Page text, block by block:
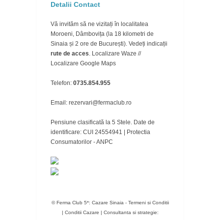
Detalii Contact
Vă invităm să ne vizitați în localitatea
Moroeni, Dâmbovița (la 18 kilometri de
Sinaia și 2 ore de București). Vedeți indicații
rute de acces. Localizare Waze //
Localizare Google Maps
Telefon: 0735.854.955
Email: rezervari@fermaclub.ro
Pensiune clasificată la 5 Stele. Date de
identificare: CUI 24554941 |
Protectia
Consumatorilor - ANPC
© Ferma Club 5*: Cazare Sinaia - Termeni si Conditii
| Conditii Cazare | Consultanta si strategie: